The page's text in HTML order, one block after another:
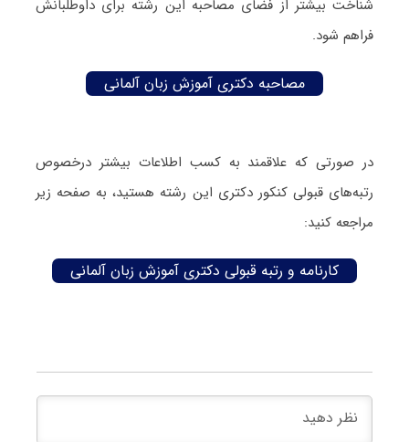
شناخت بیشتر از فضای مصاحبه این رشته برای داوطلبانش
فراهم شود.
مصاحبه دکتری آموزش زبان آلمانی
در صورتی که علاقمند به کسب اطلاعات بیشتر درخصوص
رتبه‌های قبولی کنکور دکتری این رشته هستید، به صفحه زیر
مراجعه کنید:
کارنامه و رتبه قبولی دکتری آموزش زبان آلمانی